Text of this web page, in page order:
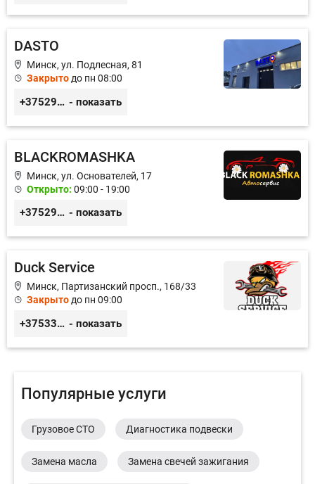
DASTO
Минск, ул. Подлесная, 81
Закрытодо пн 08:00
+375296606560 - показать
BLACKROMASHKA
Минск, ул. Основателей, 17
Открыто: 09:00 - 19:00
+375296651188 - показать
Duck Service
Минск, Партизанский просп., 168/33
Закрытодо пн 09:00
+375333416710 - показать
Популярные услуги
Грузовое СТО Диагностика подвески
Замена масла Замена свечей зажигания